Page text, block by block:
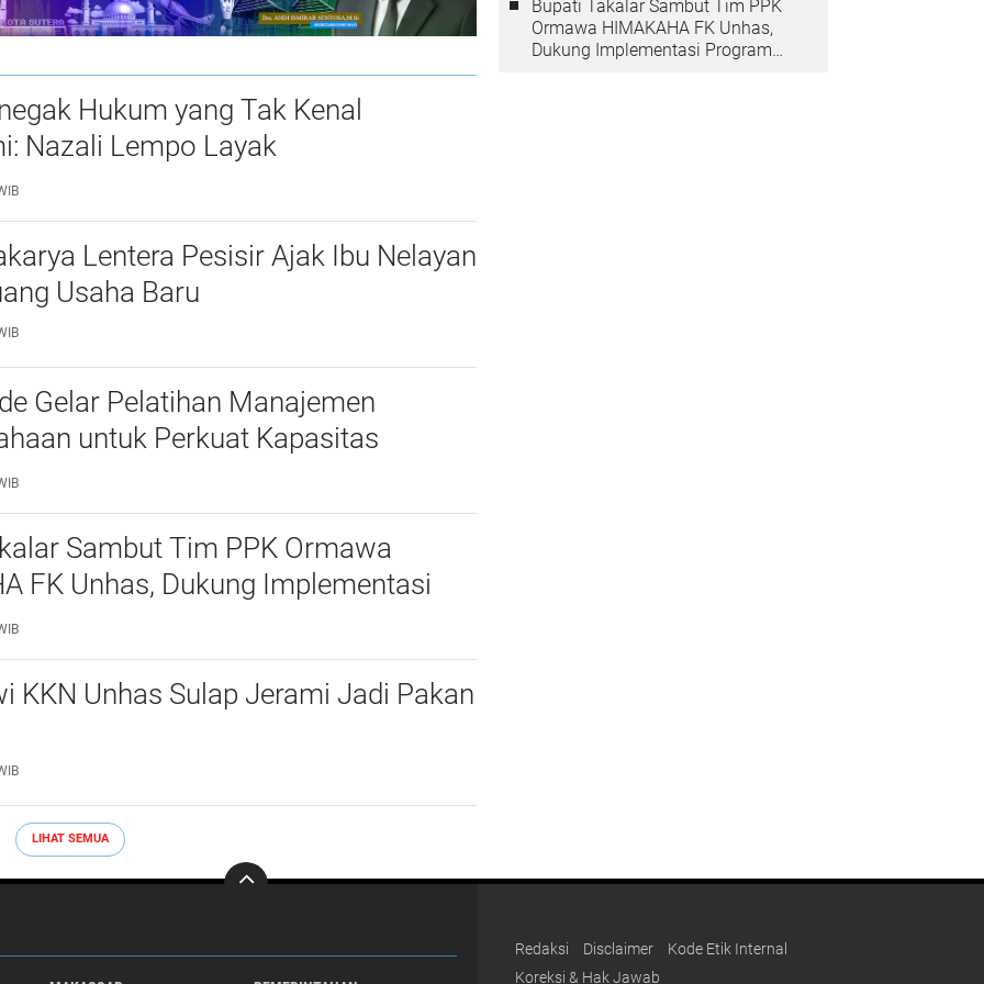
Hukum yang Tak Kenal
Nazali Lempo Layak
Jadi Jaksa Agung
Lentera Pesisir Ajak Ibu Nelayan
Usaha Baru
Gelar Pelatihan Manajemen
untuk Perkuat Kapasitas
Desa Tinggimae
Sambut Tim PPK Ormawa
FK Unhas, Dukung Implementasi
di Desa Popo
KKN Unhas Sulap Jerami Jadi Pakan
LIHAT SEMUA
Bupati Takalar Sambut Tim PPK
Ormawa HIMAKAHA FK Unhas,
Dukung Implementasi Program
Redaksi Disclaimer
Kode Etik Internal
Koreksi & Hak Jawab